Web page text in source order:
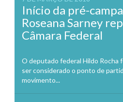
Início da pré-
Roseana Sarney
Câmara Federal
O deputado federal Hildo Rocha
ser considerado o ponto de
movimento...